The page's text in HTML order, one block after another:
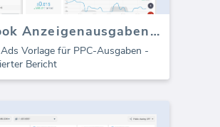
Facebook Anzeigenausgaben (Bericht)
Vorlage für PPC-Ausgaben -
Bericht